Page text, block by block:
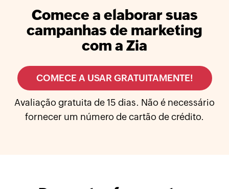
Comece a elaborar suas
campanhas de marketing
com a Zia
COMECE A USAR GRATUITAMENTE!
Avaliação gratuita de 15 dias. Não é necessário
fornecer um número de cartão de crédito.